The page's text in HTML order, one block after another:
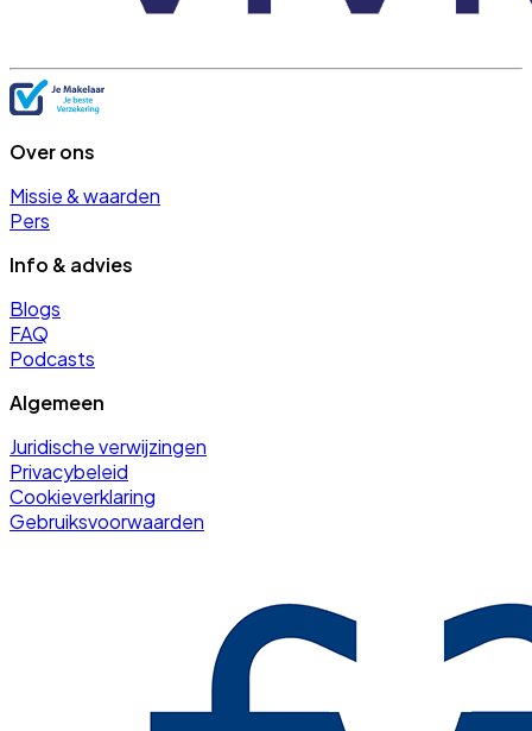
Over ons
Missie & waarden
Pers
Info & advies
Blogs
FAQ
Podcasts
Algemeen
Juridische verwijzingen
Privacybeleid
Cookieverklaring
Gebruiksvoorwaarden